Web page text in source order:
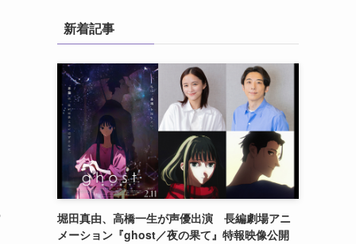
新着記事
堀田真由、高橋一生が声優出演 長編劇場アニ
メーション『ghost／夜の果て』特報映像公開